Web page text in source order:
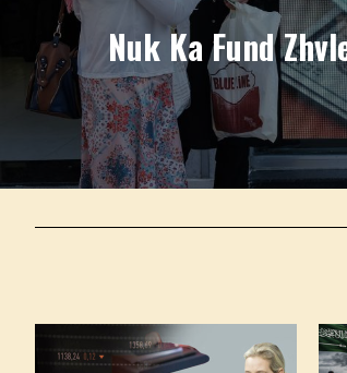
Nuk Ka Fund